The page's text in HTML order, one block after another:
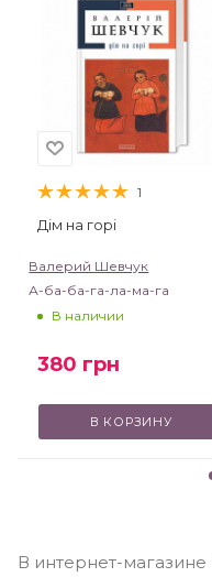
1
Дім на горі
Валерий Шевчук
А-ба-ба-га-ла-ма-га
В наличии
380 грн
В КОРЗИНУ
В интернет-